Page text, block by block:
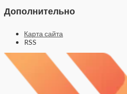
Дополнительно
Карта сайта
RSS